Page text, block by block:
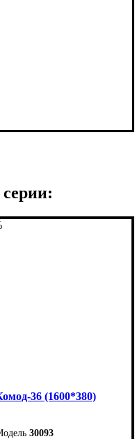
36 (1600*380)
30093